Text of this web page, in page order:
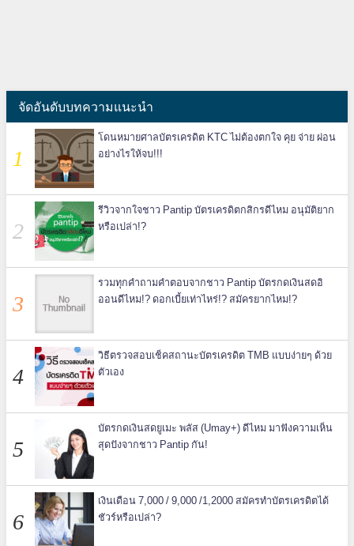
จัดอันดับบทความแนะนำ
โดนหมายศาลบัตรเครดิต KTC ไม่ต้องตกใจ คุย จ่าย ผ่อน
อย่างไรให้จบ!!!
รีวิวจากใจชาว Pantip บัตรเครดิตกสิกรดีไหม อนุมัติยาก
หรือเปล่า!?
รวมทุกคำถามคำตอบจากชาว Pantip บัตรกดเงินสดอิ
ออนดีไหม!? ดอกเบี้ยเท่าไหร่!? สมัครยากไหม!?
วิธีตรวจสอบเช็คสถานะบัตรเครดิต TMB แบบง่ายๆ ด้วย
ตัวเอง
บัตรกดเงินสดยูเมะ พลัส (Umay+) ดีไหม มาฟังความเห็น
สุดปังจากชาว Pantip กัน!
เงินเดือน 7,000 / 9,000 /1,2000 สมัครทำบัตรเครดิตได้
ชัวร์หรือเปล่า?